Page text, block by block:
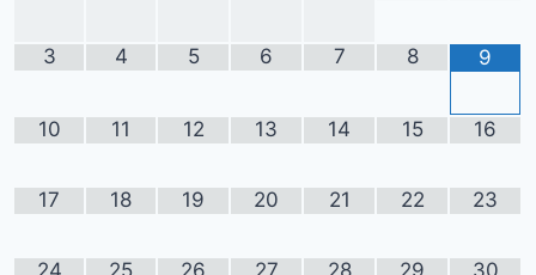
3 4 5 6 7 8 9
10 11 12 13 14 15 16
17 18 19 20 21 22 23